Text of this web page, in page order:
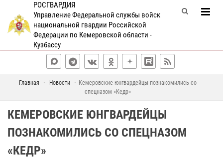
РОСГВАРДИЯ
Управление Федеральной службы войск
национальной гвардии Российской
Федерации по Кемеровской области -
Кузбассу
Главная Новости
Кемеровские юнгвардейцы познакомились со
спецназом «Кедр»
КЕМЕРОВСКИЕ ЮНГВАРДЕЙЦЫ
ПОЗНАКОМИЛИСЬ СО СПЕЦНАЗОМ
«КЕДР»